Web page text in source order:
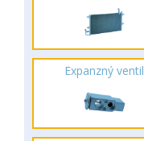
Expanzný ventil